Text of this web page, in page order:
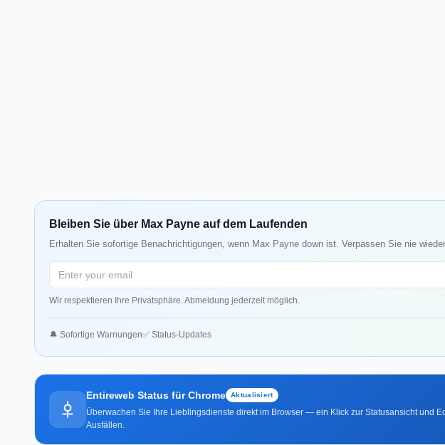
Bleiben Sie über Max Payne auf dem Laufenden
Erhalten Sie sofortige Benachrichtigungen, wenn Max Payne down ist. Verpassen Sie nie
Wir respektieren Ihre Privatsphäre. Abmeldung jederzeit möglich.
🔔 Sofortige Warnungen✅ Status-Updates
Entireweb Status für Chrome Aktualisiert
Überwachen Sie Ihre Lieblingsdienste direkt im Browser — ein Klick zur Statusansicht und
Ausfällen.